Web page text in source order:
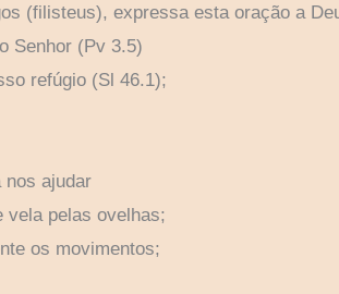
(filisteus), expressa esta oração a
Senhor (Pv 3.5)
refúgio (Sl 46.1);
nos ajudar
vela pelas ovelhas;
os movimentos;